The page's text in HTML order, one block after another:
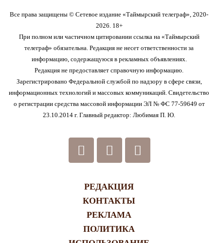
Все права защищены © Сетевое издание «Таймырский телеграф», 2020-
2026. 18+
При полном или частичном цитировании ссылка на «Таймырский
телеграф» обязательна. Редакция не несет ответственности за
информацию, содержащуюся в рекламных объявлениях.
Редакция не предоставляет справочную информацию.
Зарегистрировано Федеральной службой по надзору в сфере связи,
информационных технологий и массовых коммуникаций. Свидетельство
о регистрации средства массовой информации ЭЛ № ФС 77-59649 от
23.10.2014 г. Главный редактор: Любимая П. Ю.
РЕДАКЦИЯ
КОНТАКТЫ
РЕКЛАМА
ПОЛИТИКА